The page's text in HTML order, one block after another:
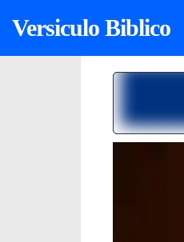
Versiculo Biblico